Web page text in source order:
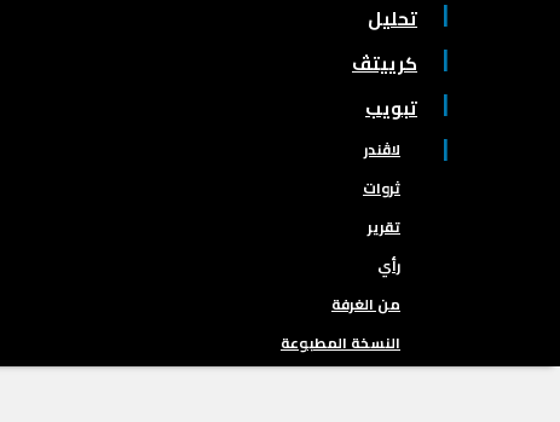
تحليل
كرييتڤ
تبويب
لاڤندر
ثروات
تقرير
رأي
من الغرفة
النسخة المطبوعة